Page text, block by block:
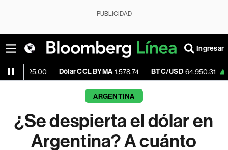
PUBLICIDAD
Ingresar
Dólar CCL BYMA 1,578.74 BTC/USD 64,950.31 +0.02%
ARGENTINA
¿Se despierta el dólar en
Argentina? A cuánto